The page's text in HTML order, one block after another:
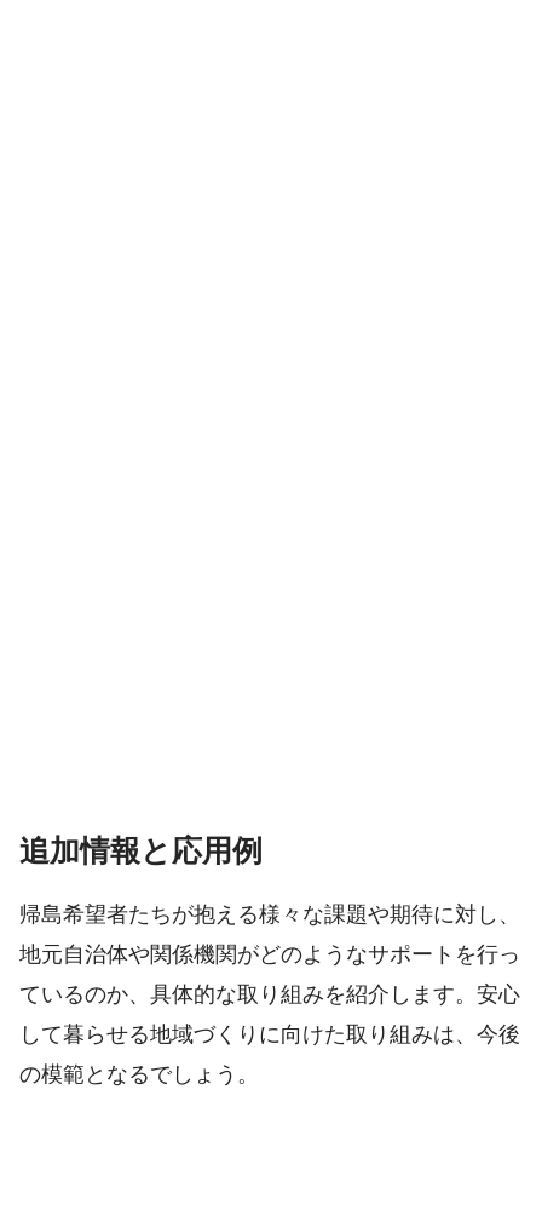
追加情報と応用例
帰島希望者たちが抱える様々な課題や期待に対し、
地元自治体や関係機関がどのようなサポートを行っ
ているのか、具体的な取り組みを紹介します。安心
して暮らせる地域づくりに向けた取り組みは、今後
の模範となるでしょう。